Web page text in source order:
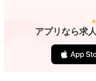
アプリなら求